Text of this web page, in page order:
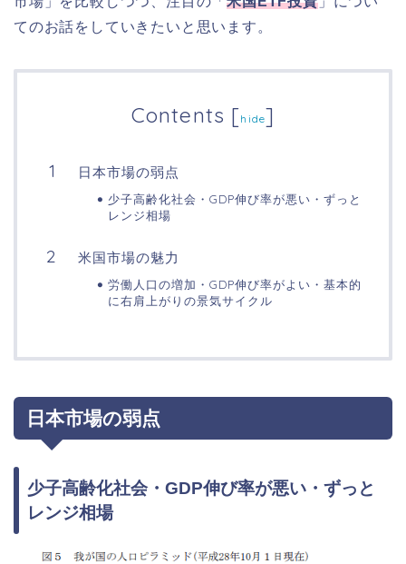
てのお話をしていきたいと思います。
Contents [hide]
日本市場の弱点
少子高齢化社会・GDP伸び率が悪い・ずっと
レンジ相場
米国市場の魅力
労働人口の増加・GDP伸び率がよい・基本的
に右肩上がりの景気サイクル
日本市場の弱点
少子高齢化社会・GDP伸び率が悪い・ずっと
レンジ相場